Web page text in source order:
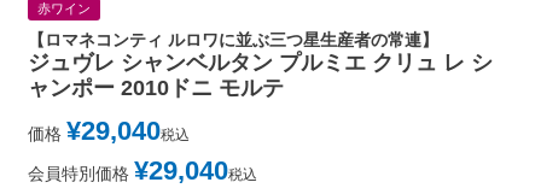
赤ワイン
【ロマネコンティ ルロワに並ぶ三つ星生産者の常連】
ジュヴレ シャンベルタン プルミエ クリュ レ シ
ャンポー 2010ドニ モルテ
価格 ¥29,040税込
会員特別価格 ¥29,040税込